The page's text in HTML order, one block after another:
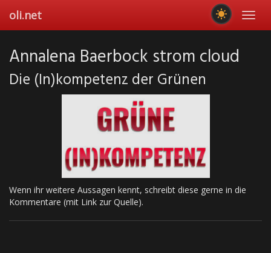
main
oli.net
Annalena Baerbock strom cloud
Die (In)kompetenz der Grünen
Wenn ihr weitere Aussagen kennt, schreibt diese gerne in die
Kommentare (mit Link zur Quelle).